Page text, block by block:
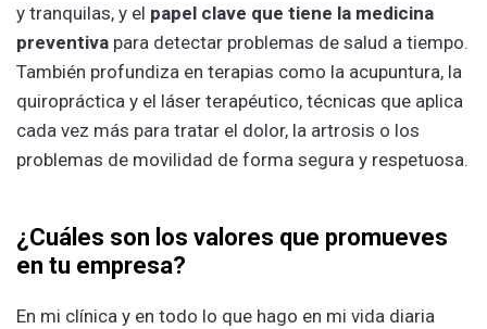
y tranquilas, y el papel clave que tiene la medicina
preventiva para detectar problemas de salud a tiempo.
También profundiza en terapias como la acupuntura, la
quiropráctica y el láser terapéutico, técnicas que aplica
cada vez más para tratar el dolor, la artrosis o los
problemas de movilidad de forma segura y respetuosa.
¿Cuáles son los valores que promueves
en tu empresa?
En mi clínica y en todo lo que hago en mi vida diaria